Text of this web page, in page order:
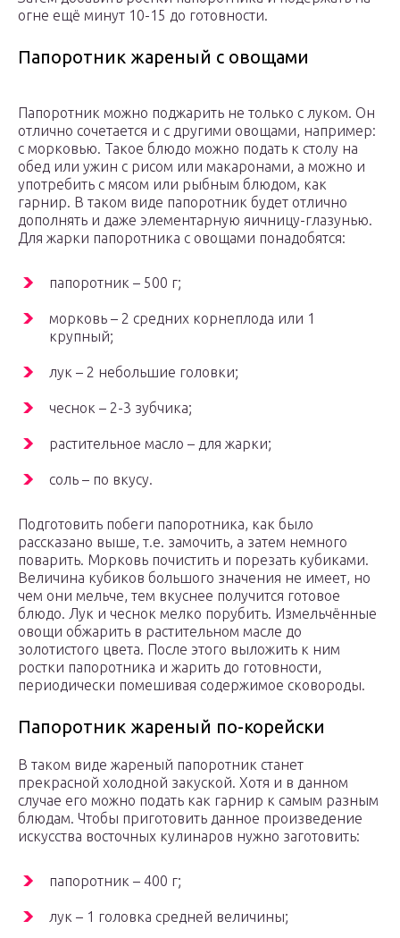
огне ещё минут 10-15 до готовности.
Папоротник жареный с овощами
Папоротник можно поджарить не только с луком. Он
отлично сочетается и с другими овощами, например:
с морковью. Такое блюдо можно подать к столу на
обед или ужин с рисом или макаронами, а можно и
употребить с мясом или рыбным блюдом, как
гарнир. В таком виде папоротник будет отлично
дополнять и даже элементарную яичницу-глазунью.
Для жарки папоротника с овощами понадобятся:
папоротник – 500 г;
морковь – 2 средних корнеплода или 1
крупный;
лук – 2 небольшие головки;
чеснок – 2-3 зубчика;
растительное масло – для жарки;
соль – по вкусу.
Подготовить побеги папоротника, как было
рассказано выше, т.е. замочить, а затем немного
поварить. Морковь почистить и порезать кубиками.
Величина кубиков большого значения не имеет, но
чем они мельче, тем вкуснее получится готовое
блюдо. Лук и чеснок мелко порубить. Измельчённые
овощи обжарить в растительном масле до
золотистого цвета. После этого выложить к ним
ростки папоротника и жарить до готовности,
периодически помешивая содержимое сковороды.
Папоротник жареный по-корейски
В таком виде жареный папоротник станет
прекрасной холодной закуской. Хотя и в данном
случае его можно подать как гарнир к самым разным
блюдам. Чтобы приготовить данное произведение
искусства восточных кулинаров нужно заготовить:
папоротник – 400 г;
лук – 1 головка средней величины;